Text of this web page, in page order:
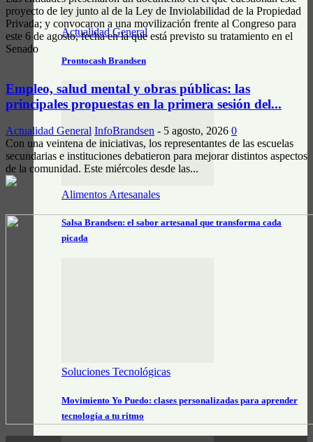
Actualidad General
Prontocash Brandsen
Alimentos Artesanales
Salsa Brandsen: el sabor artesanal que transforma cada
picada
Soluciones Tecnológicas
Movimiento Yo Puedo: clases personalizadas para aprender
tecnología a tu ritmo
proyecto de ley junto al de la Ley de Inviolabilidad de la Propiedad
Privada; y convocaron a una movilización frente al Congreso para
este 6 de agosto, fecha en la que está previsto su tratamiento en el
Senado
Empleo, salud mental y obras públicas: las
principales propuestas en la primera sesión del...
Actualidad General InfoBrandsen - 5 agosto, 2026 0
Con una veintena de iniciativas, los representantes de las escuelas
secundarias e instituciones debatieron para mejorar distintos aspectos
de la comunidad. Este miércoles desde las...